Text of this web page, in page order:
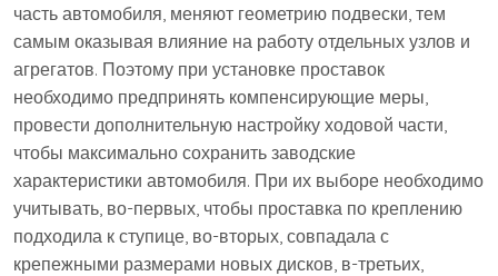
часть автомобиля, меняют геометрию подвески, тем
самым оказывая влияние на работу отдельных узлов и
агрегатов. Поэтому при установке проставок
необходимо предпринять компенсирующие меры,
провести дополнительную настройку ходовой части,
чтобы максимально сохранить заводские
характеристики автомобиля. При их выборе необходимо
учитывать, во-первых, чтобы проставка по креплению
подходила к ступице, во-вторых, совпадала с
крепежными размерами новых дисков, в-третьих,